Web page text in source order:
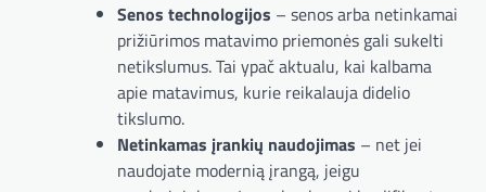
Senos technologijos – senos arba netinkamai
prižiūrimos matavimo priemonės gali sukelti
netikslumus. Tai ypač aktualu, kai kalbama
apie matavimus, kurie reikalauja didelio
tikslumo.
Netinkamas įrankių naudojimas – net jei
naudojate modernią įrangą, jeigu